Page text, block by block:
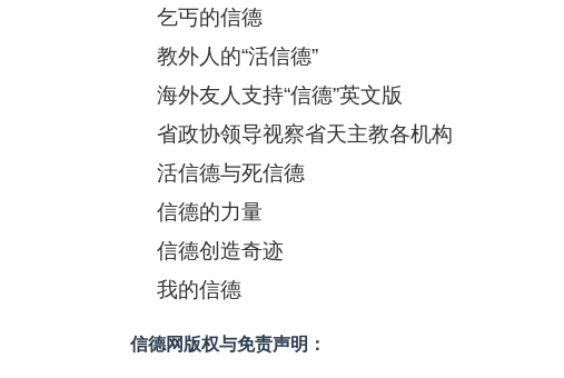
乞丐的信德
教外人的“活信德”
海外友人支持“信德”英文版
省政协领导视察省天主教各机构
活信德与死信德
信德的力量
信德创造奇迹
我的信德
信德网版权与免责声明：